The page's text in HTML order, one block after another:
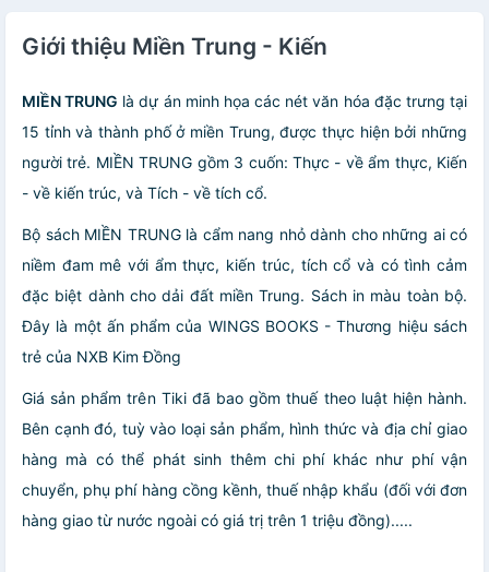
Giới thiệu Miền Trung - Kiến
MIỀN TRUNG là dự án minh họa các nét văn hóa đặc trưng tại
15 tỉnh và thành phố ở miền Trung, được thực hiện bởi những
người trẻ. MIỀN TRUNG gồm 3 cuốn: Thực - về ẩm thực, Kiến
- về kiến trúc, và Tích - về tích cổ.
Bộ sách MIỀN TRUNG là cẩm nang nhỏ dành cho những ai có
niềm đam mê với ẩm thực, kiến trúc, tích cổ và có tình cảm
đặc biệt dành cho dải đất miền Trung. Sách in màu toàn bộ.
Đây là một ấn phẩm của WINGS BOOKS - Thương hiệu sách
trẻ của NXB Kim Đồng
Giá sản phẩm trên Tiki đã bao gồm thuế theo luật hiện hành.
Bên cạnh đó, tuỳ vào loại sản phẩm, hình thức và địa chỉ giao
hàng mà có thể phát sinh thêm chi phí khác như phí vận
chuyển, phụ phí hàng cồng kềnh, thuế nhập khẩu (đối với đơn
hàng giao từ nước ngoài có giá trị trên 1 triệu đồng).....